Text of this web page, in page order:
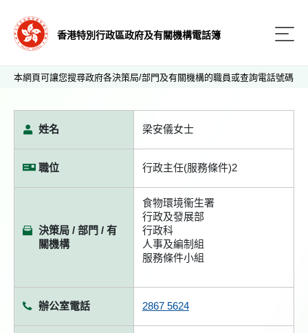
香港特別行政區政府及有關機構電話簿
本網頁可讓您搜尋政府各決策局/部門及有關機構的職員或查詢電話號碼
姓名 梁安儀女士
職位 行政主任(服務條件)2
決策局 / 部門 / 有
關機構
食物環境衞生署
行政及發展部
行政科
人事及編制組
服務條件小組
辦公室電話 2867 5624